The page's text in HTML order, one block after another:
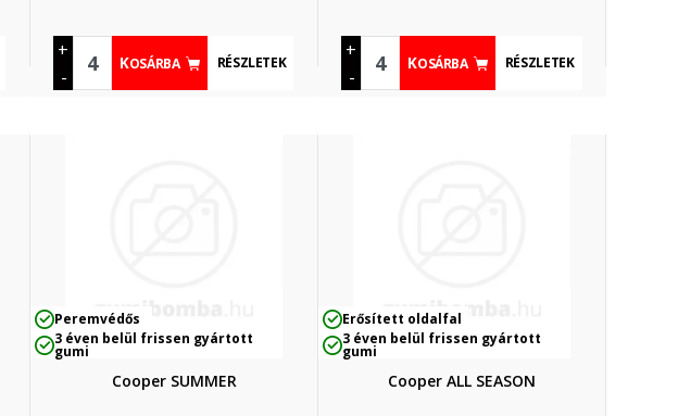
+
-
KOSÁRBA RÉSZLETEK
+
-
KOSÁRBA RÉSZLETEK
Peremvédős
3 éven belül frissen gyártott
gumi
Cooper SUMMER
Erősített oldalfal
3 éven belül frissen gyártott
gumi
Cooper ALL SEASON